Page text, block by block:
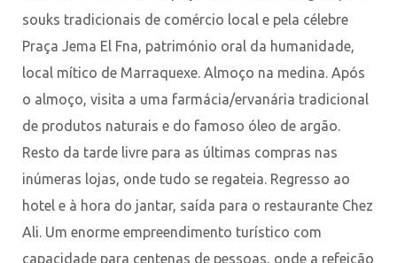
souks tradicionais de comércio local e pela célebre
Praça Jema El Fna, património oral da humanidade,
local mítico de Marraquexe. Almoço na medina. Após
o almoço, visita a uma farmácia/ervanária tradicional
de produtos naturais e do famoso óleo de argão.
Resto da tarde livre para as últimas compras nas
inúmeras lojas, onde tudo se regateia. Regresso ao
hotel e à hora do jantar, saída para o restaurante Chez
Ali. Um enorme empreendimento turístico com
capacidade para centenas de pessoas, onde a refeição